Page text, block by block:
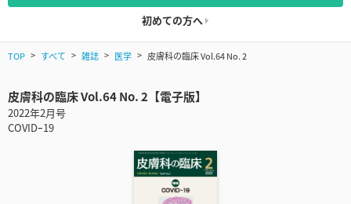
初めての方へ
TOP すべて 雑誌 医学 皮膚科の臨床 Vol.64 No. 2
皮膚科の臨床 Vol.64 No. 2【電子版】
2022年2月号
COVIDｰ19